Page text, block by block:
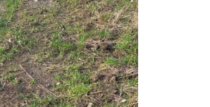
Zobacz wszystkie